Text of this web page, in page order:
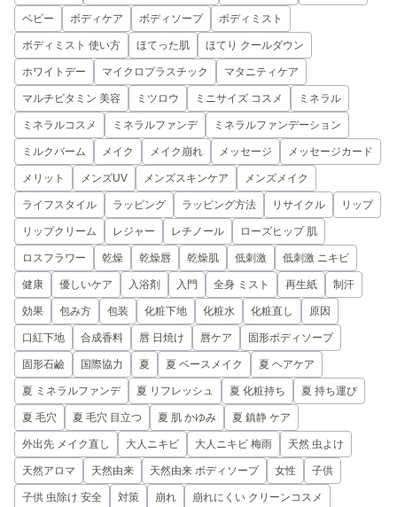
ベビー ボディケア ボディソープ ボディミスト
ボディミスト 使い方 ほてった肌 ほてり クールダウン
ホワイトデー マイクロプラスチック マタニティケア
マルチビタミン 美容 ミツロウ ミニサイズ コスメ ミネラル
ミネラルコスメ ミネラルファンデ ミネラルファンデーション
ミルクバーム メイク メイク崩れ メッセージ メッセージカード
メリット メンズUV メンズスキンケア メンズメイク
ライフスタイル ラッピング ラッピング方法 リサイクル リップ
リップクリーム レジャー レチノール ローズヒップ 肌
ロスフラワー 乾燥 乾燥唇 乾燥肌 低刺激 低刺激 ニキビ
健康 優しいケア 入浴剤 入門 全身 ミスト 再生紙 制汗
効果 包み方 包装 化粧下地 化粧水 化粧直し 原因
口紅下地 合成香料 唇 日焼け 唇ケア 固形ボディソープ
固形石鹼 国際協力 夏 夏 ベースメイク 夏 ヘアケア
夏 ミネラルファンデ 夏 リフレッシュ 夏 化粧持ち 夏 持ち運び
夏 毛穴 夏 毛穴 目立つ 夏 肌 かゆみ 夏 鎮静 ケア
外出先 メイク直し 大人ニキビ 大人ニキビ 梅雨 天然 虫よけ
天然アロマ 天然由来 天然由来 ボディソープ 女性 子供
子供 虫除け 安全 対策 崩れ 崩れにくい クリーンコスメ